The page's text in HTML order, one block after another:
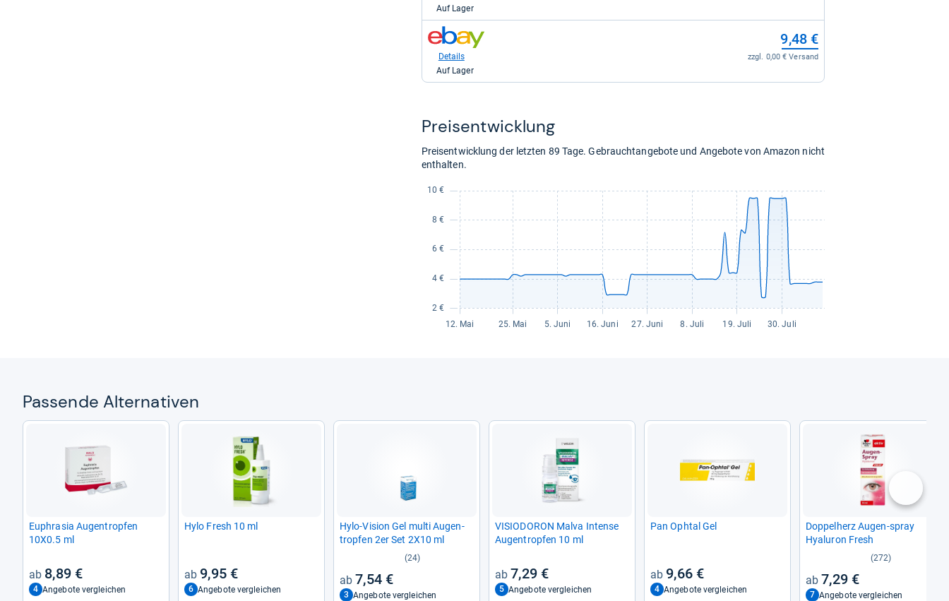
für
7,62
kaufen.
Auf Lager
zum
Shop:
für
9,48 €
zzgl. 0,00 € Versand
Details
Auf Lager
Preis­ent­wick­lung
Preisentwicklung der letzten 89 Tage. Gebrauchtangebote und Angebote von Amazon nicht
enthalten.
Pas­sende Alter­na­ti­ven
Euphra­sia Augen­trop­fen
10X0.5 ml
8,89 €
4 Angebote vergleichen
Hylo Fresh 10 ml
9,95 €
6 Angebote vergleichen
Hylo-​Vision Gel multi Augen­
trop­fen 2er Set 2X10 ml
(24)
7,54 €
3 Angebote vergleichen
VISIO­DO­RON Malva Intense
Augen­trop­fen 10 ml
7,29 €
5 Angebote vergleichen
Pan Ophtal Gel
9,66 €
4 Angebote vergleichen
Dop­pel­herz Augen-​spray
Hyalu­ron Fresh
(272)
7,29 €
7 Angebote vergleichen
nächste